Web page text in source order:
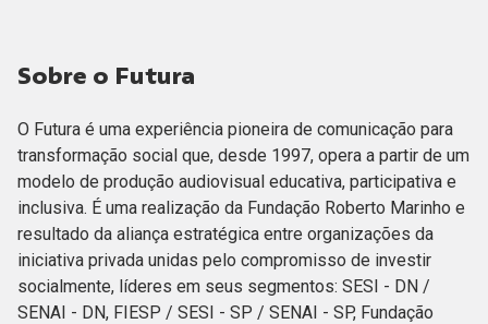
Sobre o Futura
O Futura é uma experiência pioneira de comunicação para
transformação social que, desde 1997, opera a partir de um
modelo de produção audiovisual educativa, participativa e
inclusiva. É uma realização da Fundação Roberto Marinho e
resultado da aliança estratégica entre organizações da
iniciativa privada unidas pelo compromisso de investir
socialmente, líderes em seus segmentos: SESI - DN /
SENAI - DN, FIESP / SESI - SP / SENAI - SP, Fundação